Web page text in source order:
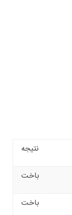
نتیجه
باخت
باخت